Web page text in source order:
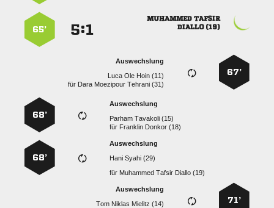
 
 
:
65’
67’
Auswechslung
   
für    
Auswechslung
  
für   
68’
Auswechslung
  
für    
68’
71’
Auswechslung
   